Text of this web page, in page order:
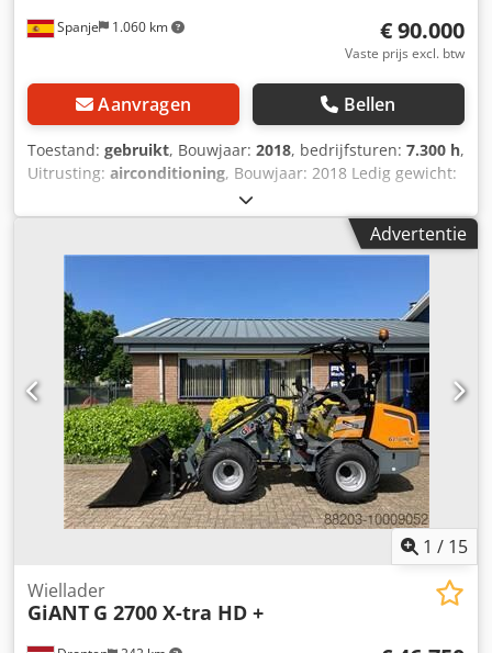
Spanje 1.060 km € 90.000
Vaste prijs excl. btw
Aanvragen Bellen
Toestand: gebruikt, Bouwjaar: 2018, bedrijfsturen: 7.300 h,
Uitrusting: airconditioning, Bouwjaar: 2018 Ledig gewicht:
22.300 kg Afmetingen (LxBxH): 957 x 255 x 308 cm
Rupsbandbreedte: 50 cm = Aanvullende opties en
accessoires = Dedpfxevpd Uxs Ah Askr - Climate control
Advertentie
1 / 15
Wiellader
GiANT G 2700 X-tra HD +